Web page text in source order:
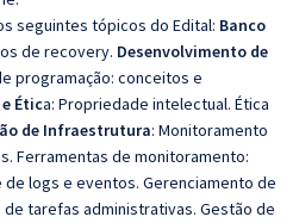
seguintes tópicos do Edital: Banco
de recovery. Desenvolvimento de
programação: conceitos e
Ética: Propriedade intelectual. Ética
de Infraestrutura: Monitoramento
Ferramentas de monitoramento:
de logs e eventos. Gerenciamento de
de tarefas administrativas. Gestão de